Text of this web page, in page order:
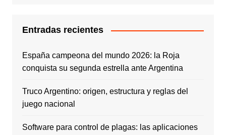
Entradas recientes
España campeona del mundo 2026: la Roja
conquista su segunda estrella ante Argentina
Truco Argentino: origen, estructura y reglas del
juego nacional
Software para control de plagas: las aplicaciones